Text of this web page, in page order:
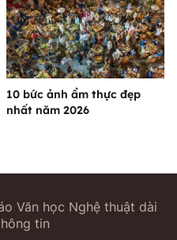
10 bức ảnh ẩm thực đẹp
nhất năm 2026
Văn học Nghệ thuật dài
tin